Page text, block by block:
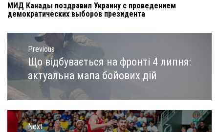
МИД Канады поздравил Украину с проведением
демократических выборов президента
Навигация
по
записям
Previous
Previous
post:
Що відбувається на фронті 4 липня:
актуальна мапа бойових дій
Next